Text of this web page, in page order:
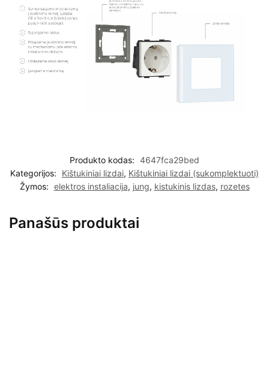
Produkto kodas: 4647fca29bed
Kategorijos:
Kištukiniai lizdai, Kištukiniai lizdai (sukomplektuoti)
Žymos: elektros instaliacija, jung, kistukinis lizdas, rozetes
Panašūs produktai